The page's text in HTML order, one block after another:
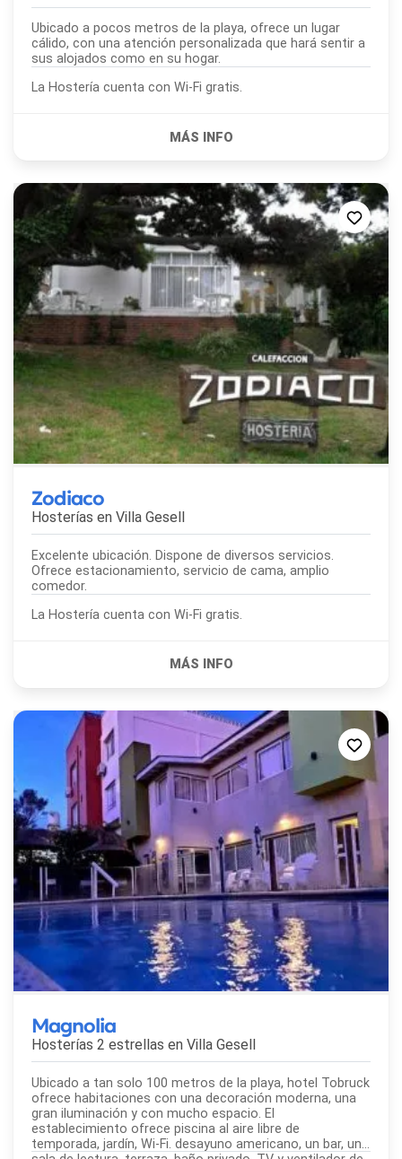
Ubicado a pocos metros de la playa, ofrece un lugar
cálido, con una atención personalizada que hará sentir a
sus alojados como en su hogar.
La Hostería cuenta con Wi-Fi gratis.
Zodiaco
Hosterías en Villa Gesell
Excelente ubicación. Dispone de diversos servicios.
Ofrece estacionamiento, servicio de cama, amplio
comedor.
La Hostería cuenta con Wi-Fi gratis.
Magnolia
Hosterías 2 estrellas en Villa Gesell
Ubicado a tan solo 100 metros de la playa, hotel Tobruck
ofrece habitaciones con una decoración moderna, una
gran iluminación y con mucho espacio. El
establecimiento ofrece piscina al aire libre de
temporada, jardín, Wi-Fi. desayuno americano, un bar, una